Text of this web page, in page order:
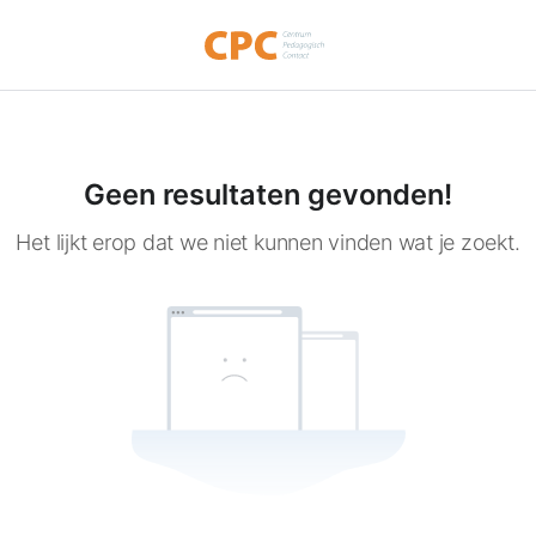
Geen resultaten gevonden!
Het lijkt erop dat we niet kunnen vinden wat je zoekt.